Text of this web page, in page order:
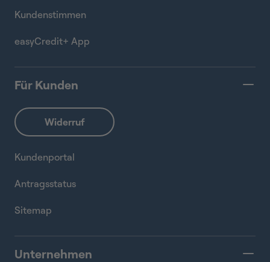
Kundenstimmen
easyCredit+ App
Für Kunden
Kundenportal
Antragsstatus
Sitemap
Unternehmen